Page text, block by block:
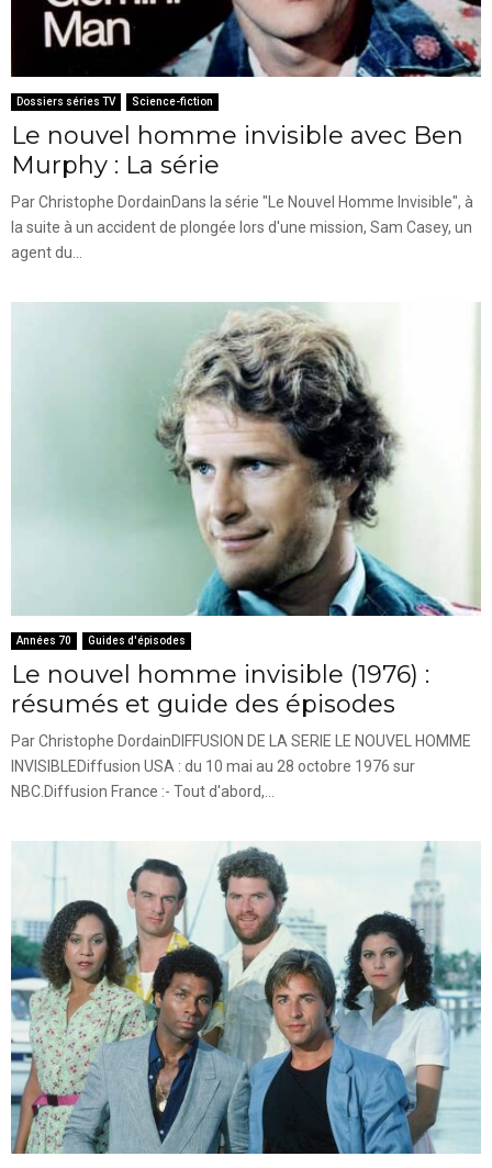
Dossiers séries TV Science-fiction
Le nouvel homme invisible avec Ben
Murphy : La série
Par Christophe DordainDans la série "Le Nouvel Homme Invisible", à
la suite à un accident de plongée lors d'une mission, Sam Casey, un
agent du...
Années 70 Guides d'épisodes
Le nouvel homme invisible (1976) :
résumés et guide des épisodes
Par Christophe DordainDIFFUSION DE LA SERIE LE NOUVEL HOMME
INVISIBLEDiffusion USA : du 10 mai au 28 octobre 1976 sur
NBC.Diffusion France :- Tout d'abord,...